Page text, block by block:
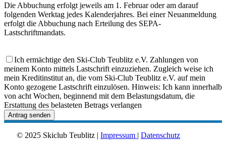
Die Abbuchung erfolgt jeweils am 1. Februar oder am darauf
folgenden Werktag jedes Kalenderjahres. Bei einer Neuanmeldung
erfolgt die Abbuchung nach Erteilung des SEPA-
Lastschriftmandats.
Ich ermächtige den Ski-Club Teublitz e.V. Zahlungen von
meinem Konto mittels Lastschrift einzuziehen. Zugleich weise ich
mein Kreditinstitut an, die vom Ski-Club Teublitz e.V. auf mein
Konto gezogene Lastschrift einzulösen. Hinweis: Ich kann innerhalb
von acht Wochen, beginnend mit dem Belastungsdatum, die
Erstattung des belasteten Betrags verlangen
© 2025 Skiclub Teublitz | Impressum | Datenschutz